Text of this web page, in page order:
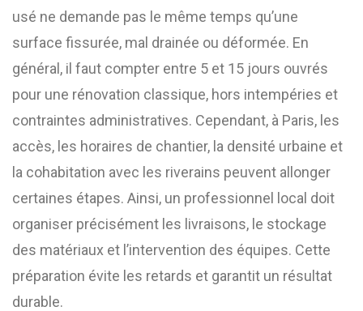
usé ne demande pas le même temps qu’une
surface fissurée, mal drainée ou déformée. En
général, il faut compter entre 5 et 15 jours ouvrés
pour une rénovation classique, hors intempéries et
contraintes administratives. Cependant, à Paris, les
accès, les horaires de chantier, la densité urbaine et
la cohabitation avec les riverains peuvent allonger
certaines étapes. Ainsi, un professionnel local doit
organiser précisément les livraisons, le stockage
des matériaux et l’intervention des équipes. Cette
préparation évite les retards et garantit un résultat
durable.